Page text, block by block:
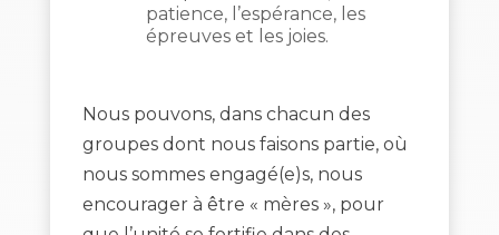
patience, l’espérance, les
épreuves et les joies.
Nous pouvons, dans chacun des
groupes dont nous faisons partie, où
nous sommes engagé(e)s, nous
encourager à être « mères », pour